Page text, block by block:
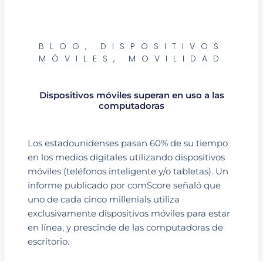
BLOG , DISPOSITIVOS
MÓVILES , MOVILIDAD
Dispositivos móviles superan en uso a las
computadoras
Los estadounidenses pasan 60% de su tiempo
en los medios digitales utilizando dispositivos
móviles (teléfonos inteligente y/o tabletas). Un
informe publicado por comScore señaló que
uno de cada cinco millenials utiliza
exclusivamente dispositivos móviles para estar
en línea, y prescinde de las computadoras de
escritorio.